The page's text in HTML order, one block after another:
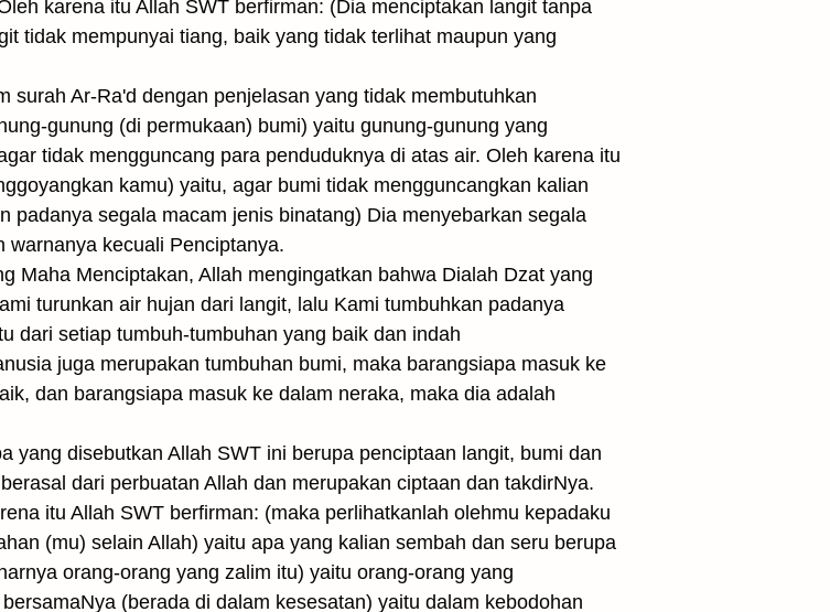
karena itu Allah SWT berfirman: (Dia menciptakan langit tanpa
tidak mempunyai tiang, baik yang tidak terlihat maupun yang
surah Ar-Ra'd dengan penjelasan yang tidak membutuhkan
gunung (di permukaan) bumi) yaitu gunung-gunung yang
tidak mengguncang para penduduknya di atas air. Oleh karena itu
kamu) yaitu, agar bumi tidak mengguncangkan kalian
padanya segala macam jenis binatang) Dia menyebarkan segala
warnanya kecuali Penciptanya.
Maha Menciptakan, Allah mengingatkan bahwa Dialah Dzat yang
turunkan air hujan dari langit, lalu Kami tumbuhkan padanya
dari setiap tumbuh-tumbuhan yang baik dan indah
juga merupakan tumbuhan bumi, maka barangsiapa masuk ke
dan barangsiapa masuk ke dalam neraka, maka dia adalah
yang disebutkan Allah SWT ini berupa penciptaan langit, bumi dan
dari perbuatan Allah dan merupakan ciptaan dan takdirNya.
itu Allah SWT berfirman: (maka perlihatkanlah olehmu kepadaku
(mu) selain Allah) yaitu apa yang kalian sembah dan seru berupa
orang-orang yang zalim itu) yaitu orang-orang yang
(berada di dalam kesesatan) yaitu dalam kebodohan